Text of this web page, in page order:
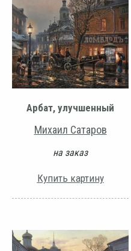
Арбат, улучшенный
Михаил Сатаров
на заказ
Купить картину